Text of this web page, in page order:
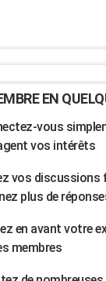
EN
vous
vos intérêts
vos discussions
plus de
en avant votre
membres